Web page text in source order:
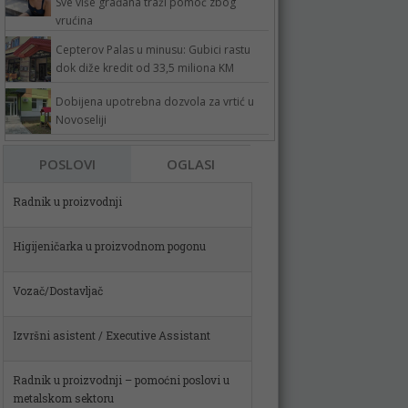
vrućina
Cepterov Palas u minusu: Gubici rastu
dok diže kredit od 33,5 miliona KM
Dobijena upotrebna dozvola za vrtić u
Novoseliji
POSLOVI OGLASI
Radnik u proizvodnji
Higijeničarka u proizvodnom pogonu
Vozač/Dostavljač
Izvršni asistent / Executive Assistant
Radnik u proizvodnji – pomoćni poslovi u
Spremačica